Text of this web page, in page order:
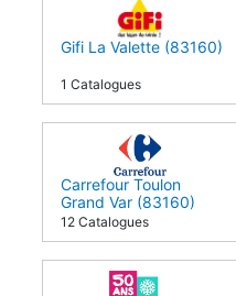
Gifi La Valette (83160)
1 Catalogues
Carrefour Toulon
Grand Var (83160)
12 Catalogues